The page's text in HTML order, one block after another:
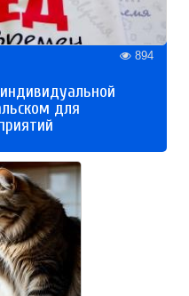
894
для